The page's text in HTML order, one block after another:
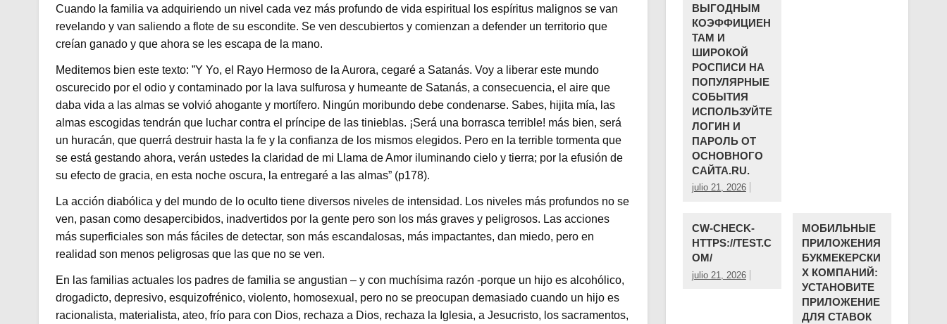
Cuando la familia va adquiriendo un nivel cada vez más profundo de vida espiritual los espíritus malignos se van
revelando y van saliendo a flote de su escondite. Se ven descubiertos y comienzan a defender un territorio que
creían ganado y que ahora se les escapa de la mano.
Meditemos bien este texto: ”Y Yo, el Rayo Hermoso de la Aurora, cegaré a Satanás. Voy a liberar este mundo
oscurecido por el odio y contaminado por la lava sulfurosa y humeante de Satanás, a consecuencia, el aire que
daba vida a las almas se volvió ahogante y mortífero. Ningún moribundo debe condenarse. Sabes, hijita mía, las
almas escogidas tendrán que luchar contra el príncipe de las tinieblas. ¡Será una borrasca terrible! más bien, será
un huracán, que querrá destruir hasta la fe y la confianza de los mismos elegidos. Pero en la terrible tormenta que
se está gestando ahora, verán ustedes la claridad de mi Llama de Amor iluminando cielo y tierra; por la efusión de
su efecto de gracia, en esta noche oscura, la entregaré a las almas” (p178).
La acción diabólica y del mundo de lo oculto tiene diversos niveles de intensidad. Los niveles más profundos no se
ven, pasan como desapercibidos, inadvertidos por la gente pero son los más graves y peligrosos. Las acciones
más superficiales son más fáciles de detectar, son más escandalosas, más impactantes, dan miedo, pero en
realidad son menos peligrosas que las que no se ven.
En las familias actuales los padres de familia se angustian – y con muchísima razón -porque un hijo es alcohólico,
drogadicto, depresivo, esquizofrénico, violento, homosexual, pero no se preocupan demasiado cuando un hijo es
racionalista, materialista, ateo, frío para con Dios, rechaza a Dios, rechaza la Iglesia, a Jesucristo, los sacramentos,
ВЫГОДНЫМ
КОЭФФИЦИЕН
ТАМ И
ШИРОКОЙ
РОСПИСИ НА
ПОПУЛЯРНЫЕ
СОБЫТИЯ
ИСПОЛЬЗУЙТЕ
ЛОГИН И
ПАРОЛЬ ОТ
ОСНОВНОГО
САЙТА.RU.
julio 21, 2026
CW-CHECK-
HTTPS://TEST.C
OM/
julio 21, 2026
МОБИЛЬНЫЕ
ПРИЛОЖЕНИЯ
БУКМЕКЕРСКИ
Х КОМПАНИЙ:
УСТАНОВИТЕ
ПРИЛОЖЕНИЕ
ДЛЯ СТАВОК